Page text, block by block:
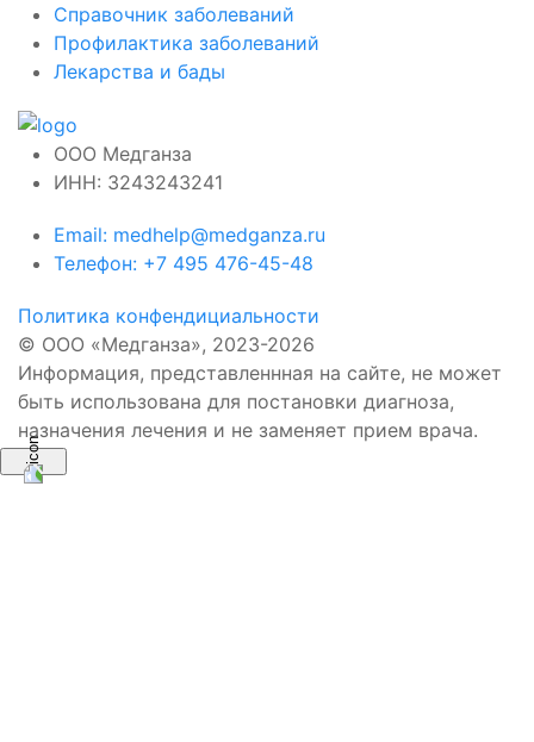
Справочник заболеваний
Профилактика заболеваний
Лекарства и бады
ООО Медганза
ИНН: 3243243241
Email: medhelp@medganza.ru
Телефон: +7 495 476-45-48
Политика конфендициальности
© ООО «Медганза», 2023-2026
Информация, представленнная на сайте, не может
быть использована для постановки диагноза,
назначения лечения и не заменяет прием врача.